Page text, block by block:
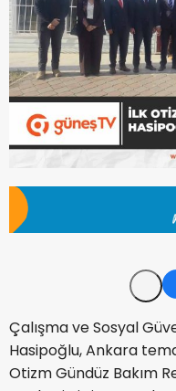
Çalışma ve Sosyal
Hasipoğlu, Ankara
Otizm Gündüz Bakım